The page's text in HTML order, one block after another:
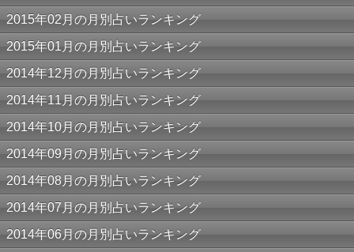
2015年02月の月別占いランキング
2015年01月の月別占いランキング
2014年12月の月別占いランキング
2014年11月の月別占いランキング
2014年10月の月別占いランキング
2014年09月の月別占いランキング
2014年08月の月別占いランキング
2014年07月の月別占いランキング
2014年06月の月別占いランキング